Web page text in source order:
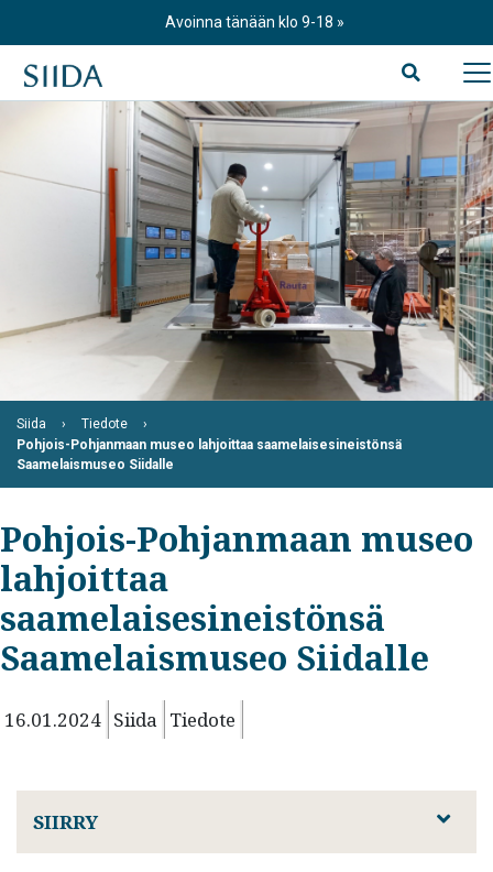
Avoinna tänään klo 9-18
Siida
Tiedote
Pohjois-Pohjanmaan museo lahjoittaa saamelaisesineistönsä
Saamelaismuseo Siidalle
Pohjois-Pohjanmaan museo
lahjoittaa
saamelaisesineistönsä
Saamelaismuseo Siidalle
16.01.2024 Siida Tiedote
SIIRRY